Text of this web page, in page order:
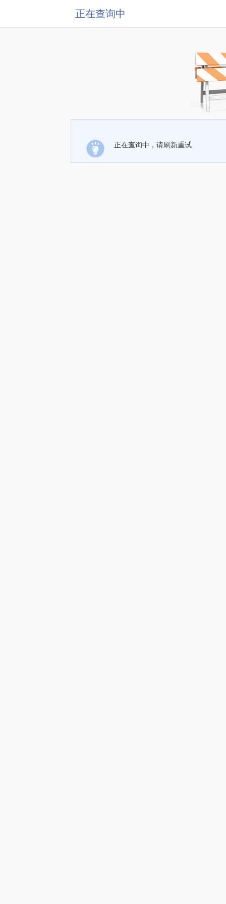
正在查询中
正在查询中，请刷新重试